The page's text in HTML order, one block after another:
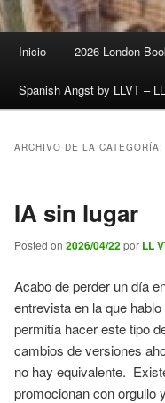
Inicio 2026 London
Spanish Angst by LLVT –
ARCHIVO DE LA CATEGORÍA:
IA sin lugar
Posted on 2026/04/22por LL
Acabo de perder un día
entrevista en la que
permitía hacer este tipo
cambios de versiones
no hay equivalente.
promocionan con orgullo